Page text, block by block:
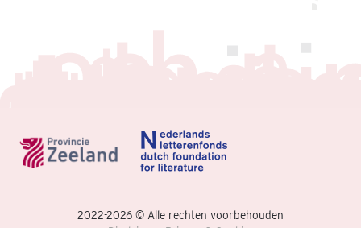
2022-2026 © Alle rechten voorbehouden